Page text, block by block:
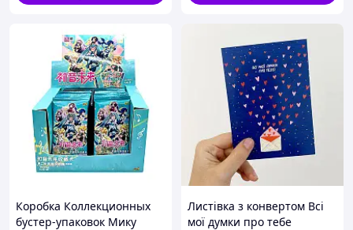
Коробка Коллекционных
бустер-упаковок Мику
Листівка з конвертом Всі
мої думки про тебе